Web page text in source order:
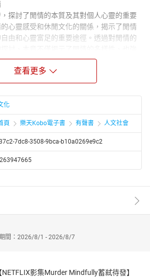
探討了閒情的本質及其對個人心靈的重要
心靈感受和休閒文化的關係，揭示了閒情
由和心靈富足的重要途徑。透過對閒情的
方面的作用。
創作中的具體體現。從詩詞歌賦到清談雅
之間的隱逸生活，作者細緻地勾勒出文人
們的閒情雅趣。這一章不僅展示了文人創
了這些創作如何反映了作者的生活哲學和
入的分析，揭示了閒情文化在古代社會中
閒趣，作者分析了閒情在文學作品中的具
關係，也展示了閒情文化如何成為推動文
力。
查看更多
化
頁 樂天Kobo電子書 有聲書 人文社會
7dc8-3508-9bca-b10a0269e9c2
間：2026/8/1 - 2026/8/7
影集Murder Mindfully蓄弒待發】